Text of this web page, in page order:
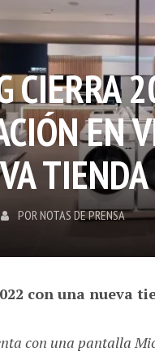
CIERRA
EN
PORNOTAS DE PRENSA
con una nueva
con una pantalla